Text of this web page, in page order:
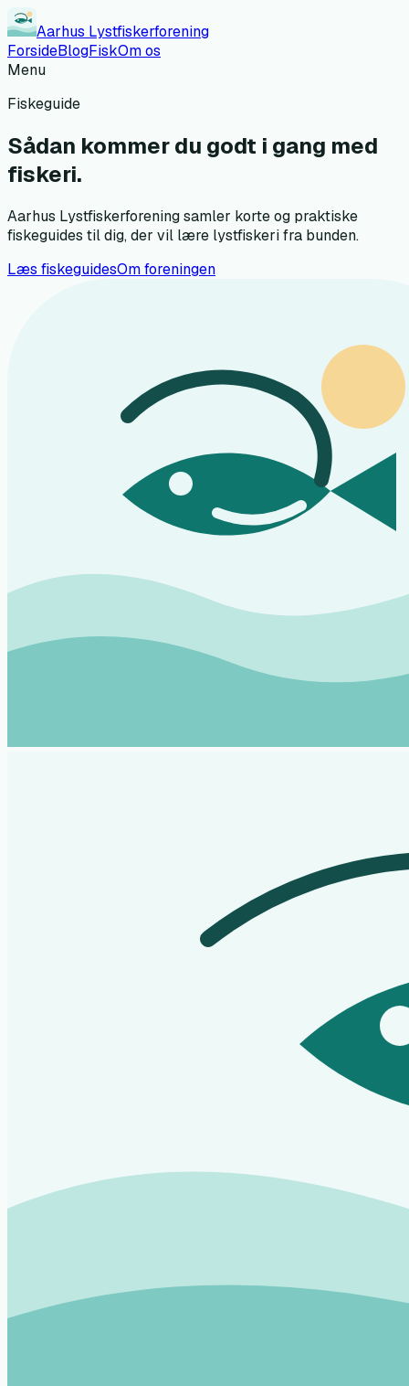
Aarhus Lystfiskerforening
ForsideBlogFiskOm os
Menu
Fiskeguide
Sådan kommer du godt i gang med
fiskeri.
Aarhus Lystfiskerforeningsamler korte og praktiske
fiskeguides til dig, der vil lære lystfiskeri fra bunden.
Læs fiskeguidesOm foreningen